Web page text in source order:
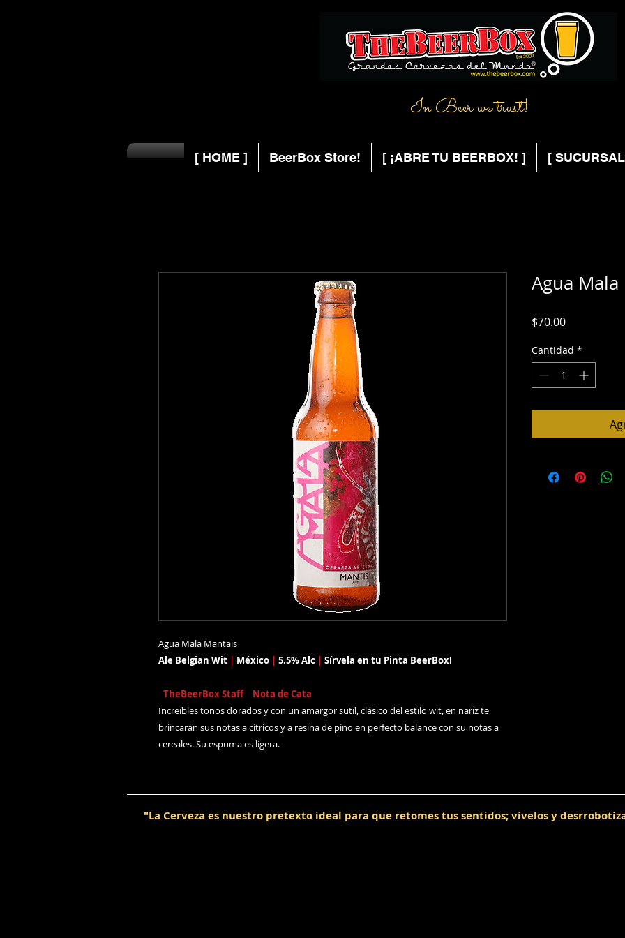
In Beer we trust!
[ HOME ] BeerBox Store! [ ¡ABRE TU BEERBOX! ] [
Agua Mala Mantais
Ale Belgian Wit | México | 5.5% Alc | Sírvela en tu Pinta BeerBox!
TheBeerBox Staff Nota de Cata
Increíbles tonos dorados y con un amargor sutíl, clásico del estilo wit, en naríz te
brincarán sus notas a cítricos y a resina de pino en perfecto balance con su notas a
cereales. Su espuma es ligera.
Agua
$70.00Precio
Cantidad *
"La Cerveza es nuestro pretexto ideal para que retomes tus sentidos; vívelos y